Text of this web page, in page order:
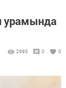
урамында
2693 0 0